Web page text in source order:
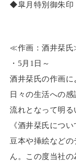
◆皐月特別御朱印
≪作画：酒井栞
・5月1日～
酒井栞氏の作画に
日々の生活への
流れとなって明
《酒井栞氏につい
豆本や挿絵など
ん。この度当社